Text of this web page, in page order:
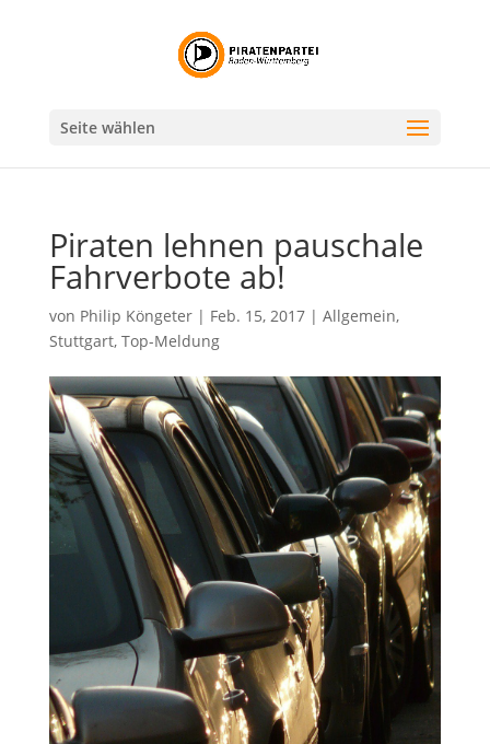
Seite wählen
Piraten lehnen pauschale
Fahrverbote ab!
von Philip Köngeter| Feb. 15, 2017| Allgemein,
Stuttgart, Top-Meldung